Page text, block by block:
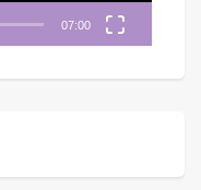
07:00